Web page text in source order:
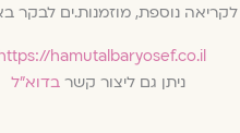
לקריאה נוספת, מוזמנות.ים לבקר
https://hamutalbaryosef.co.il/
ניתן גם ליצור קשרבדוא"ל